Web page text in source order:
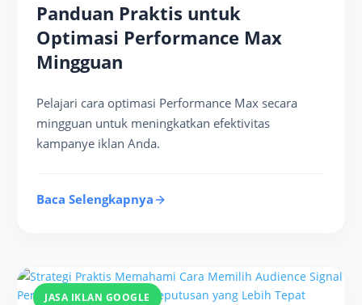
Panduan Praktis untuk
Optimasi Performance Max
Mingguan
Pelajari cara optimasi Performance Max secara
mingguan untuk meningkatkan efektivitas
kampanye iklan Anda.
Baca Selengkapnya
JASA IKLAN GOOGLE